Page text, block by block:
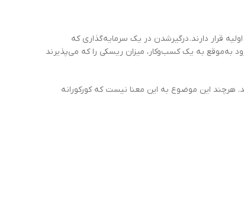
قرار دارند. درگیرشدن در یک سرمایه‌گذاری که
به‌موقع به یک کسب‌و‌کار، میزان ریسکی را که می‌پذیرند
هرچند این موضوع به این معنا نیست که کورکورانه